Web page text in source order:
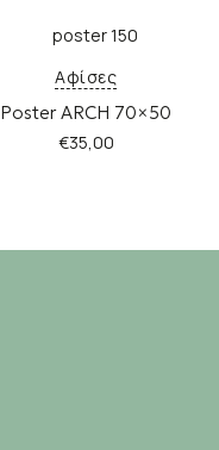
Αφίσες
Poster ARCH 70×50
€35,00